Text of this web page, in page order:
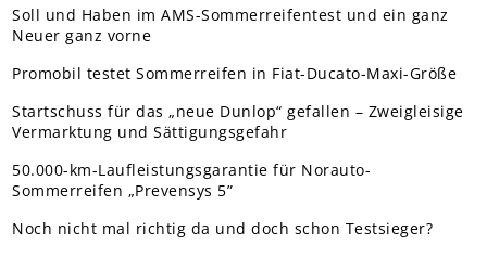
Soll und Haben im AMS-Sommerreifentest und ein ganz
Neuer ganz vorne
Promobil testet Sommerreifen in Fiat-Ducato-Maxi-Größe
Startschuss für das „neue Dunlop“ gefallen – Zweigleisige
Vermarktung und Sättigungsgefahr
50.000-km-Laufleistungsgarantie für Norauto-
Sommerreifen „Prevensys 5”
Noch nicht mal richtig da und doch schon Testsieger?